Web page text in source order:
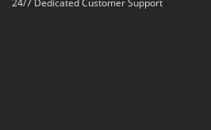
24/7 Dedicated Customer Support